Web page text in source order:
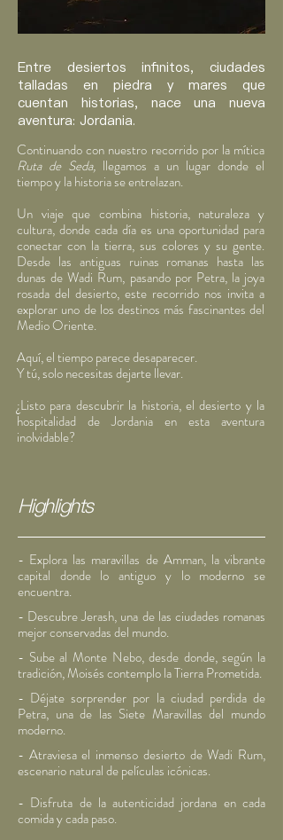
Entre desiertos infinitos, ciudades
talladas en piedra y mares que
cuentan historias, nace una nueva
aventura: Jordania.
Continuando con nuestro recorrido por la mítica
Ruta de Seda, llegamos a un lugar donde el
tiempo y la historia se entrelazan.
Un viaje que combina historia, naturaleza y
cultura, donde cada día es una oportunidad para
conectar con la tierra, sus colores y su gente.
Desde las antiguas ruinas romanas hasta las
dunas de Wadi Rum, pasando por Petra, la joya
rosada del desierto, este recorrido nos invita a
explorar uno de los destinos más fascinantes del
Medio Oriente.
Aquí, el tiempo parece desaparecer.
Y tú, solo necesitas dejarte llevar.
¿Listo para descubrir la historia, el desierto y la
hospitalidad de Jordania en esta aventura
inolvidable?
Highlights
- Explora las maravillas de Amman, la vibrante
capital donde lo antiguo y lo moderno se
encuentra.
- Descubre Jerash, una de las ciudades romanas
mejor conservadas del mundo.
- Sube al Monte Nebo, desde donde, según la
tradición, Moisés contemplo la Tierra Prometida.
- Déjate sorprender por la ciudad perdida de
Petra, una de las Siete Maravillas del mundo
moderno.
- Atraviesa el inmenso desierto de Wadi Rum,
escenario natural de películas icónicas.
- Disfruta de la autenticidad jordana en cada
comida y cada paso.